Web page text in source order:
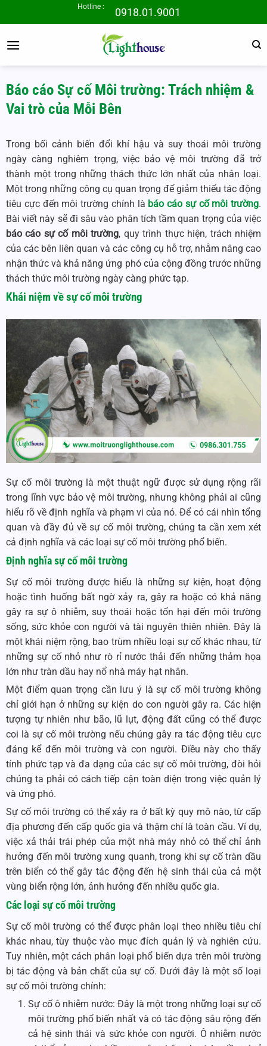
qua
dung
Hotline : 0918.01.9001
Báo cáo Sự cố Môi trường: Trách nhiệm &
Vai trò của Mỗi Bên
Trong bối cảnh biến đổi khí hậu và suy thoái môi trường
ngày càng nghiêm trọng, việc bảo vệ môi trường đã trở
thành một trong những thách thức lớn nhất của nhân loại.
Một trong những công cụ quan trọng để giảm thiểu tác động
tiêu cực đến môi trường chính là báo cáo sự cố môi trường.
Bài viết này sẽ đi sâu vào phân tích tầm quan trọng của việc
báo cáo sự cố môi trường, quy trình thực hiện, trách nhiệm
của các bên liên quan và các công cụ hỗ trợ, nhằm nâng cao
nhận thức và khả năng ứng phó của cộng đồng trước những
thách thức môi trường ngày càng phức tạp.
Khái niệm về sự cố môi trường
Sự cố môi trường là một thuật ngữ được sử dụng rộng rãi
trong lĩnh vực bảo vệ môi trường, nhưng không phải ai cũng
hiểu rõ về định nghĩa và phạm vi của nó. Để có cái nhìn tổng
quan và đầy đủ về sự cố môi trường, chúng ta cần xem xét
cả định nghĩa và các loại sự cố môi trường phổ biến.
Định nghĩa sự cố môi trường
Sự cố môi trường được hiểu là những sự kiện, hoạt động
hoặc tình huống bất ngờ xảy ra, gây ra hoặc có khả năng
gây ra sự ô nhiễm, suy thoái hoặc tổn hại đến môi trường
sống, sức khỏe con người và tài nguyên thiên nhiên. Đây là
một khái niệm rộng, bao trùm nhiều loại sự cố khác nhau, từ
những sự cố nhỏ như rò rỉ nước thải đến những thảm họa
lớn như tràn dầu hay nổ nhà máy hạt nhân.
Một điểm quan trọng cần lưu ý là sự cố môi trường không
chỉ giới hạn ở những sự kiện do con người gây ra. Các hiện
tượng tự nhiên như bão, lũ lụt, động đất cũng có thể được
coi là sự cố môi trường nếu chúng gây ra tác động tiêu cực
đáng kể đến môi trường và con người. Điều này cho thấy
tính phức tạp và đa dạng của các sự cố môi trường, đòi hỏi
chúng ta phải có cách tiếp cận toàn diện trong việc quản lý
và ứng phó.
Sự cố môi trường có thể xảy ra ở bất kỳ quy mô nào, từ cấp
địa phương đến cấp quốc gia và thậm chí là toàn cầu. Ví dụ,
việc xả thải trái phép của một nhà máy nhỏ có thể chỉ ảnh
hưởng đến môi trường xung quanh, trong khi sự cố tràn dầu
trên biển có thể gây tác động đến hệ sinh thái của cả một
vùng biển rộng lớn, ảnh hưởng đến nhiều quốc gia.
Các loại sự cố môi trường
Sự cố môi trường có thể được phân loại theo nhiều tiêu chí
khác nhau, tùy thuộc vào mục đích quản lý và nghiên cứu.
Tuy nhiên, một cách phân loại phổ biến dựa trên môi trường
bị tác động và bản chất của sự cố. Dưới đây là một số loại
sự cố môi trường chính:
Sự cố ô nhiễm nước: Đây là một trong những loại sự cố
môi trường phổ biến nhất và có tác động sâu rộng đến
cả hệ sinh thái và sức khỏe con người. Ô nhiễm nước